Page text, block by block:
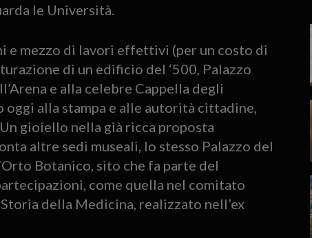
le Università.
e mezzo di lavori effettivi (per un costo di
di un edificio del ‘500, Palazzo
e alla celebre Cappella degli
alla stampa e alle autorità cittadine,
gioiello nella già ricca proposta
altre sedi museali, lo stesso Palazzo del
Botanico, sito che fa parte del
come quella nel comitato
della Medicina, realizzato nell’ex